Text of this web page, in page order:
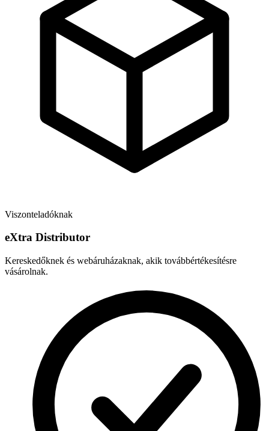
Viszonteladóknak
eXtra Distributor
Kereskedőknek és webáruházaknak, akik továbbértékesítésre
vásárolnak.